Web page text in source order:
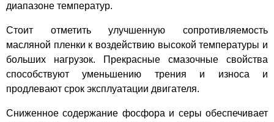
диапазоне температур.
Стоит отметить улучшенную сопротивляемость
масляной пленки к воздействию высокой температуры и
больших нагрузок. Прекрасные смазочные свойства
способствуют уменьшению трения и износа и
продлевают срок эксплуатации двигателя.
Сниженное содержание фосфора и серы обеспечивает